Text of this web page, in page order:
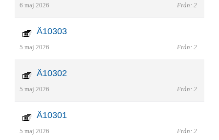
6 maj 2026 Från: 2
Ä10303
5 maj 2026 Från: 2
Ä10302
5 maj 2026 Från: 2
Ä10301
5 maj 2026 Från: 2